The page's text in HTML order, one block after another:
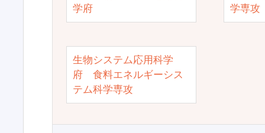
学府
学専攻
生物システム応用科学
府 食料エネルギーシス
テム科学専攻